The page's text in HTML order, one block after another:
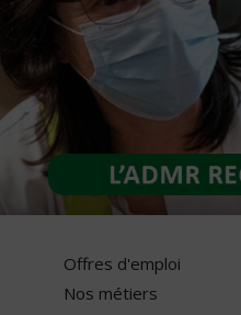
Offres d'emploi
Nos métiers